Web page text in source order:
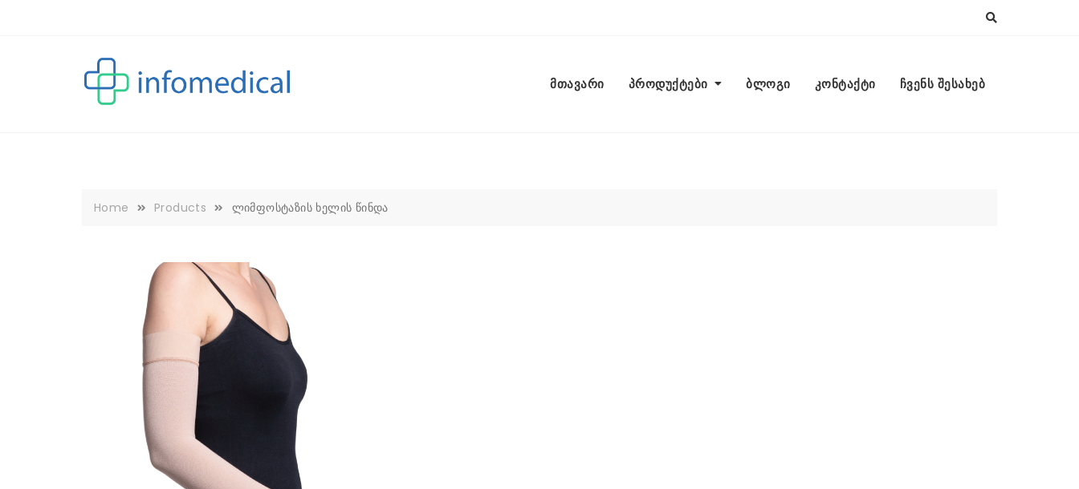
მთავარი პროდუქტები ბლოგი კონტაქტი ჩვენს შესახებ
Home Products ლიმფოსტაზის ხელის წინდა